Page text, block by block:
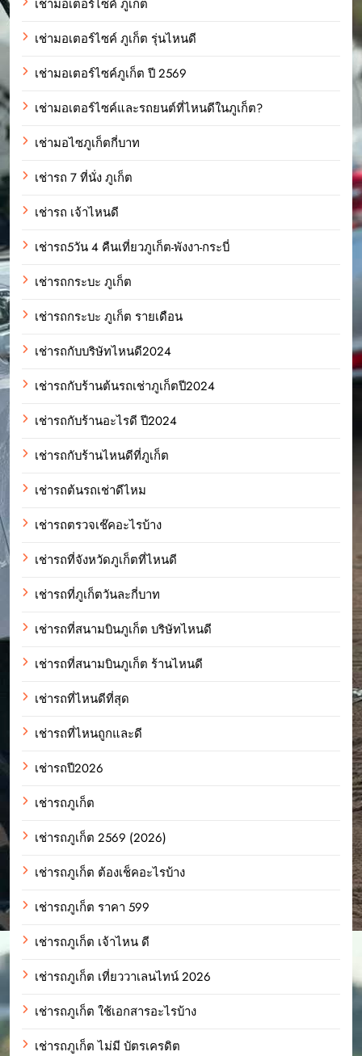
เช่ามอเตอร์ไซค์ ภูเก็ต
เช่ามอเตอร์ไซค์ ภูเก็ต รุ่นไหนดี
เช่ามอเตอร์ไซค์ภูเก็ต ปี 2569
เช่ามอเตอร์ไซค์และรถยนต์ที่ไหนดีในภูเก็ต?
เช่ามอไซภูเก็ตกี่บาท
เช่ารถ 7 ที่นั่ง ภูเก็ต
เช่ารถ เจ้าไหนดี
เช่ารถ5วัน 4 คืนเที่ยวภูเก็ต-พังงา-กระบี่
เช่ารถกระบะ ภูเก็ต
เช่ารถกระบะ ภูเก็ต รายเดือน
เช่ารถกับบริษัทไหนดี2024
เช่ารถกับร้านต้นรถเช่าภูเก็ตปี2024
เช่ารถกับร้านอะไรดี ปี2024
เช่ารถกับร้านไหนดีที่ภูเก็ต
เช่ารถต้นรถเช่าดีไหม
เช่ารถตรวจเช๊คอะไรบ้าง
เช่ารถที่จังหวัดภูเก็ตที่ไหนดี
เช่ารถที่ภูเก็ตวันละกี่บาท
เช่ารถที่สนามบินภูเก็ต บริษัทไหนดี
เช่ารถที่สนามบินภูเก็ต ร้านไหนดี
เช่ารถที่ไหนดีที่สุด
เช่ารถที่ไหนถูกและดี
เช่ารถปี2026
เช่ารถภูเก็ต
เช่ารถภูเก็ต 2569 (2026)
เช่ารถภูเก็ต ต้องเช็คอะไรบ้าง
เช่ารถภูเก็ต ราคา 599
เช่ารถภูเก็ต เจ้าไหน ดี
เช่ารถภูเก็ต เที่ยววาเลนไทน์ 2026
เช่ารถภูเก็ต ใช้เอกสารอะไรบ้าง
เช่ารถภูเก็ต ไม่มี บัตรเครดิต